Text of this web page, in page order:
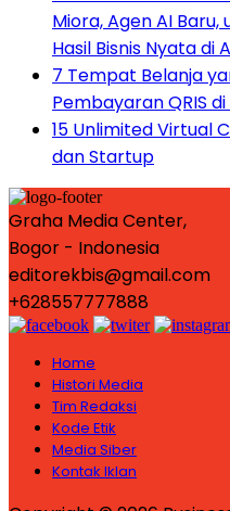
Miora, Agen AI
Hasil Bisnis Nyata di
7 Tempat Belanja
Pembayaran QRIS
15 Unlimited Virtual
dan Startup
Graha Media Center,
Bogor - Indonesia
editorekbis@gmail.com
+628557777888
Home
Histori Media
Tim Redaksi
Kode Etik
Media Siber
Kontak Iklan